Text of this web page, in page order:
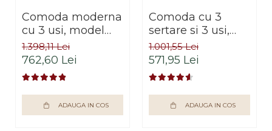
Comoda moderna
cu 3 usi, model
riflaj, negru/stejar
artisan, 120x88x44
cm, Bortis impex
1.398,11 Lei
762,60 Lei
ADAUGA IN COS
Comoda cu 3
sertare si 3 usi,
moderna, fara
manere,
120x85x33 cm,
stejar sonoma,
pentru living,
dormitor, hol,
1.001,55 Lei
571,95 Lei
ADAUGA IN COS